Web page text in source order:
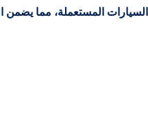
المستعملة، مما